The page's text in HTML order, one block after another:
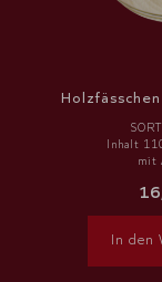
Holzfässchen
Inhalt
mit
In den